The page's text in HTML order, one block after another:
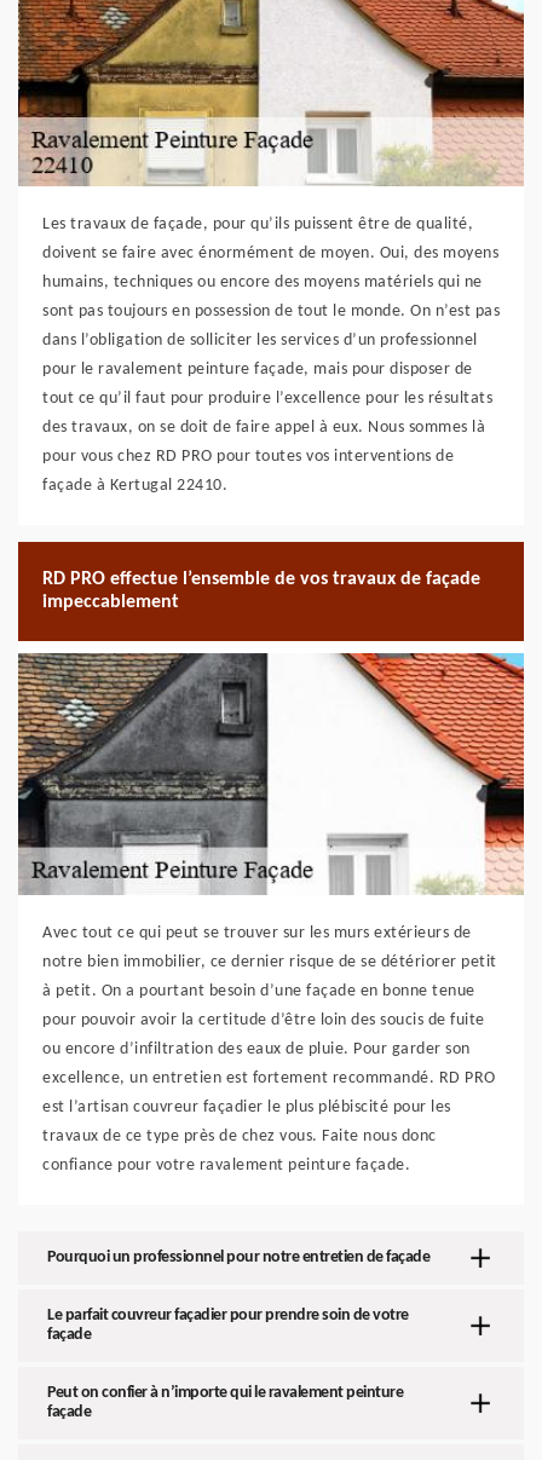
Les travaux de façade, pour qu’ils puissent être de qualité,
doivent se faire avec énormément de moyen. Oui, des moyens
humains, techniques ou encore des moyens matériels qui ne
sont pas toujours en possession de tout le monde. On n’est pas
dans l’obligation de solliciter les services d’un professionnel
pour le ravalement peinture façade, mais pour disposer de
tout ce qu’il faut pour produire l’excellence pour les résultats
des travaux, on se doit de faire appel à eux. Nous sommes là
pour vous chez RD PRO pour toutes vos interventions de
façade à Kertugal 22410.
RD PRO effectue l’ensemble de vos travaux de façade
impeccablement
Avec tout ce qui peut se trouver sur les murs extérieurs de
notre bien immobilier, ce dernier risque de se détériorer petit
à petit. On a pourtant besoin d’une façade en bonne tenue
pour pouvoir avoir la certitude d’être loin des soucis de fuite
ou encore d’infiltration des eaux de pluie. Pour garder son
excellence, un entretien est fortement recommandé. RD PRO
est l’artisan couvreur façadier le plus plébiscité pour les
travaux de ce type près de chez vous. Faite nous donc
confiance pour votre ravalement peinture façade.
Pourquoi un professionnel pour notre entretien de façade
Le parfait couvreur façadier pour prendre soin de votre
façade
Peut on confier à n’importe qui le ravalement peinture
façade